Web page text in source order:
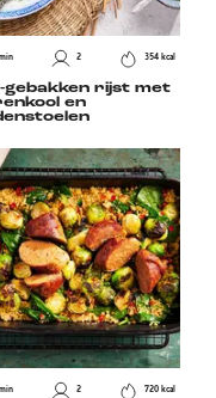
2 354 kcal
gebakken rijst met
en
2 720 kcal